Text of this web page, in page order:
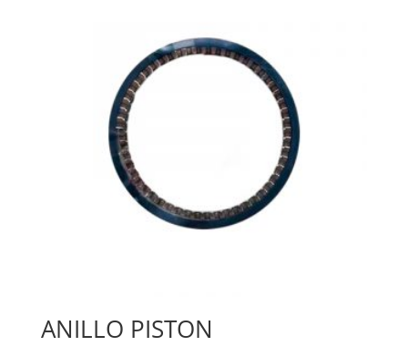
ANILLO PISTON